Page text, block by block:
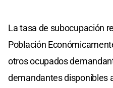
La tasa de subocupación
Población
otros ocupados
demandantes disponibles